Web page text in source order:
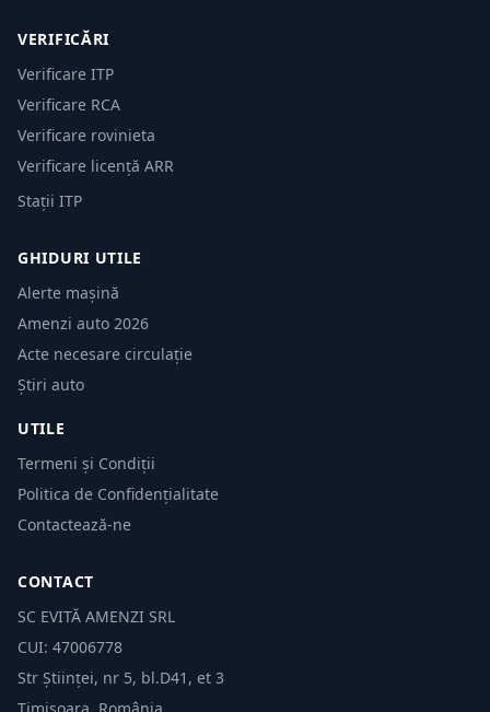
VERIFICĂRI
Verificare ITP
Verificare RCA
Verificare rovinieta
Verificare licență ARR
Stații ITP
GHIDURI UTILE
Alerte mașină
Amenzi auto 2026
Acte necesare circulație
Știri auto
UTILE
Termeni și Condiții
Politica de Confidențialitate
Contactează-ne
CONTACT
SC EVITĂ AMENZI SRL
CUI: 47006778
Str Științei, nr 5, bl.D41, et 3